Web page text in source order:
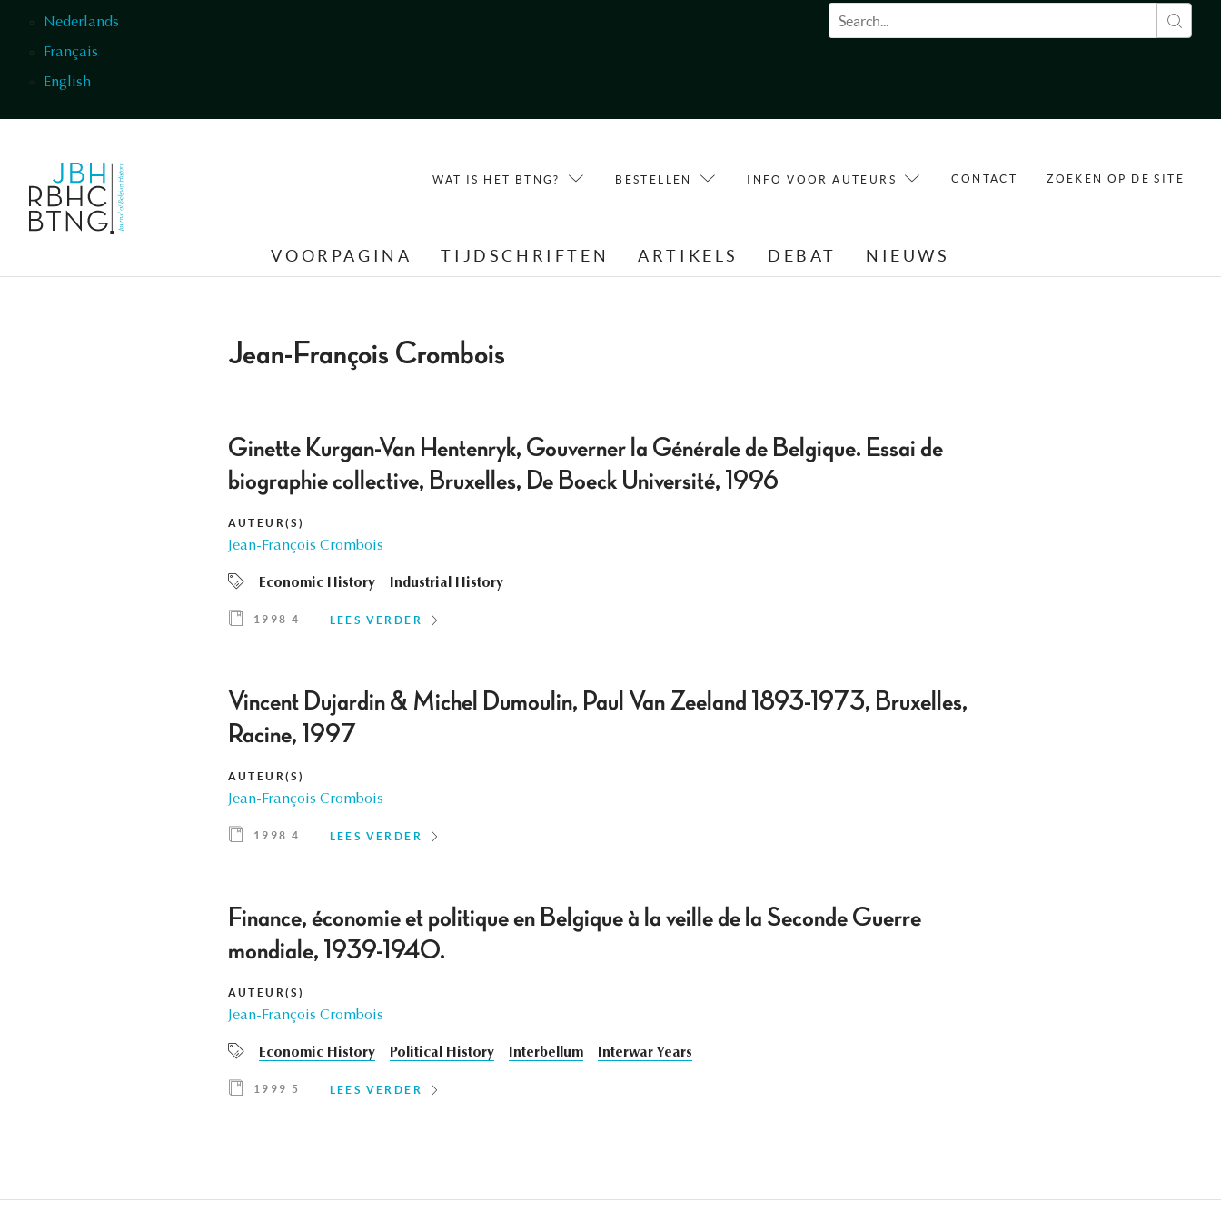
Nederlands
Français
English
Zoekveld
WAT IS HET BTNG? BESTELLEN INFO VOOR AUTEURS CONTACT ZOEKEN OP DE SITE
VOORPAGINA TIJDSCHRIFTEN ARTIKELS DEBAT NIEUWS
Jean-François Crombois
Ginette Kurgan-Van Hentenryk, Gouverner la Générale de Belgique. Essai de
biographie collective, Bruxelles, De Boeck Université, 1996
AUTEUR(S)
Jean-François Crombois
Economic History Industrial History
1998 4 LEES VERDER
Vincent Dujardin & Michel Dumoulin, Paul Van Zeeland 1893-1973, Bruxelles,
Racine, 1997
AUTEUR(S)
Jean-François Crombois
1998 4 LEES VERDER
Finance, économie et politique en Belgique à la veille de la Seconde Guerre
mondiale, 1939-1940.
AUTEUR(S)
Jean-François Crombois
Economic History Political History Interbellum Interwar Years
1999 5 LEES VERDER